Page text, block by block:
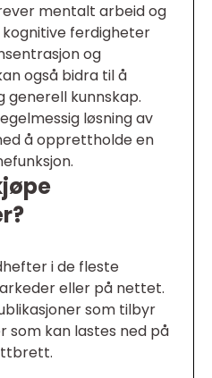
mentalt arbeid og
ferdigheter
og
også bidra til å
kunnskap.
løsning av
å opprettholde en
i de fleste
eller på nettet.
som tilbyr
som kan lastes ned på